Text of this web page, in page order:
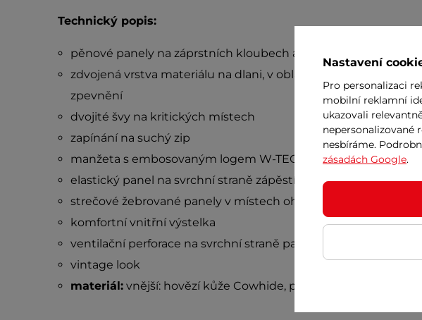
Technický popis:
pěnové panely na záprstních kloubech a hřbetu ruky
zdvojená vrstva materiálu na dlani, v oblasti úchopu palce a
zpevnění
dvojité švy na kritických místech
zapínání na suchý zip
manžeta s embosovaným logem W-TEC
elastický panel na svrchní straně zápěstí
strečové žebrované panely v místech ohybů prstů
komfortní vnitřní výstelka
ventilační perforace na svrchní straně palce
vintage look
materiál:vnější: hovězí kůže Cowhide, podšívka: polyester
Nastavení
Pro personalizaci
mobilní reklamní
ukazovali
nepersonalizované
nesbíráme.
zásadách Google.